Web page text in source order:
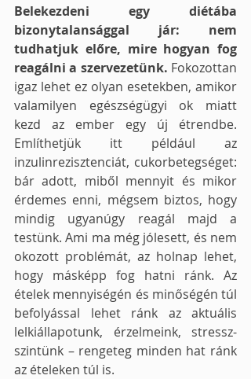
Belekezdeni egy diétába
bizonytalansággal jár: nem
tudhatjuk előre, mire hogyan fog
reagálni a szervezetünk. Fokozottan
igaz lehet ez olyan esetekben, amikor
valamilyen egészségügyi ok miatt
kezd az ember egy új étrendbe.
Említhetjük itt például az
inzulinrezisztenciát, cukorbetegséget:
bár adott, miből mennyit és mikor
érdemes enni, mégsem biztos, hogy
mindig ugyanúgy reagál majd a
testünk. Ami ma még jólesett, és nem
okozott problémát, az holnap lehet,
hogy másképp fog hatni ránk. Az
ételek mennyiségén és minőségén túl
befolyással lehet ránk az aktuális
lelkiállapotunk, érzelmeink, stressz-
szintünk – rengeteg minden hat ránk
az ételeken túl is.